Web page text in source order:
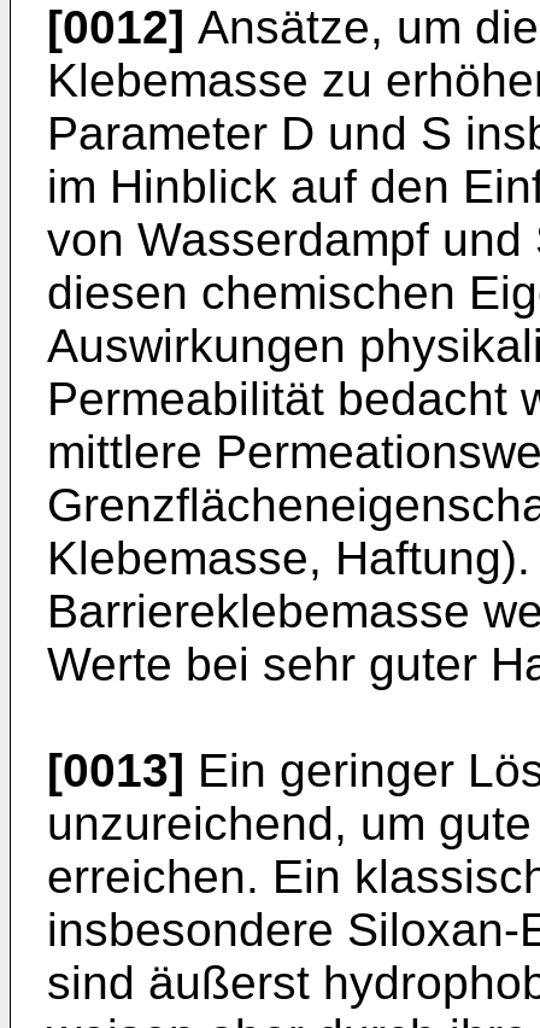
[0012] Ansätze, um
Klebemasse zu
Parameter D und S
im Hinblick auf den
von Wasserdampf
diesen chemischen
Auswirkungen
Permeabilität bedacht
mittlere
Klebemasse,
Barriereklebemasse
Werte bei sehr guter
[0013] Ein geringer
unzureichend, um
erreichen. Ein
insbesondere
sind äußerst